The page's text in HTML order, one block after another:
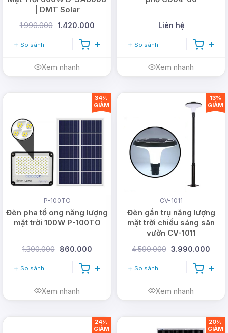
| DMT Solar
1.990.000 1.420.000
So sánh
Xem nhanh
Liên hệ
So sánh
Xem nhanh
P-100TO
Đèn pha tổ ong năng lượng
mặt trời 100W P-100TO
1.300.000 860.000
So sánh
Xem nhanh
34%
GIẢM
CV-1011
Đèn gắn trụ năng lượng
mặt trời chiếu sáng sân
vườn CV-1011
4.590.000 3.990.000
So sánh
Xem nhanh
13%
GIẢM
24%
GIẢM
20%
GIẢM